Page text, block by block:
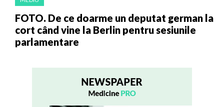
FOTO. De ce doarme un deputat german la
cort când vine la Berlin pentru sesiunile
parlamentare